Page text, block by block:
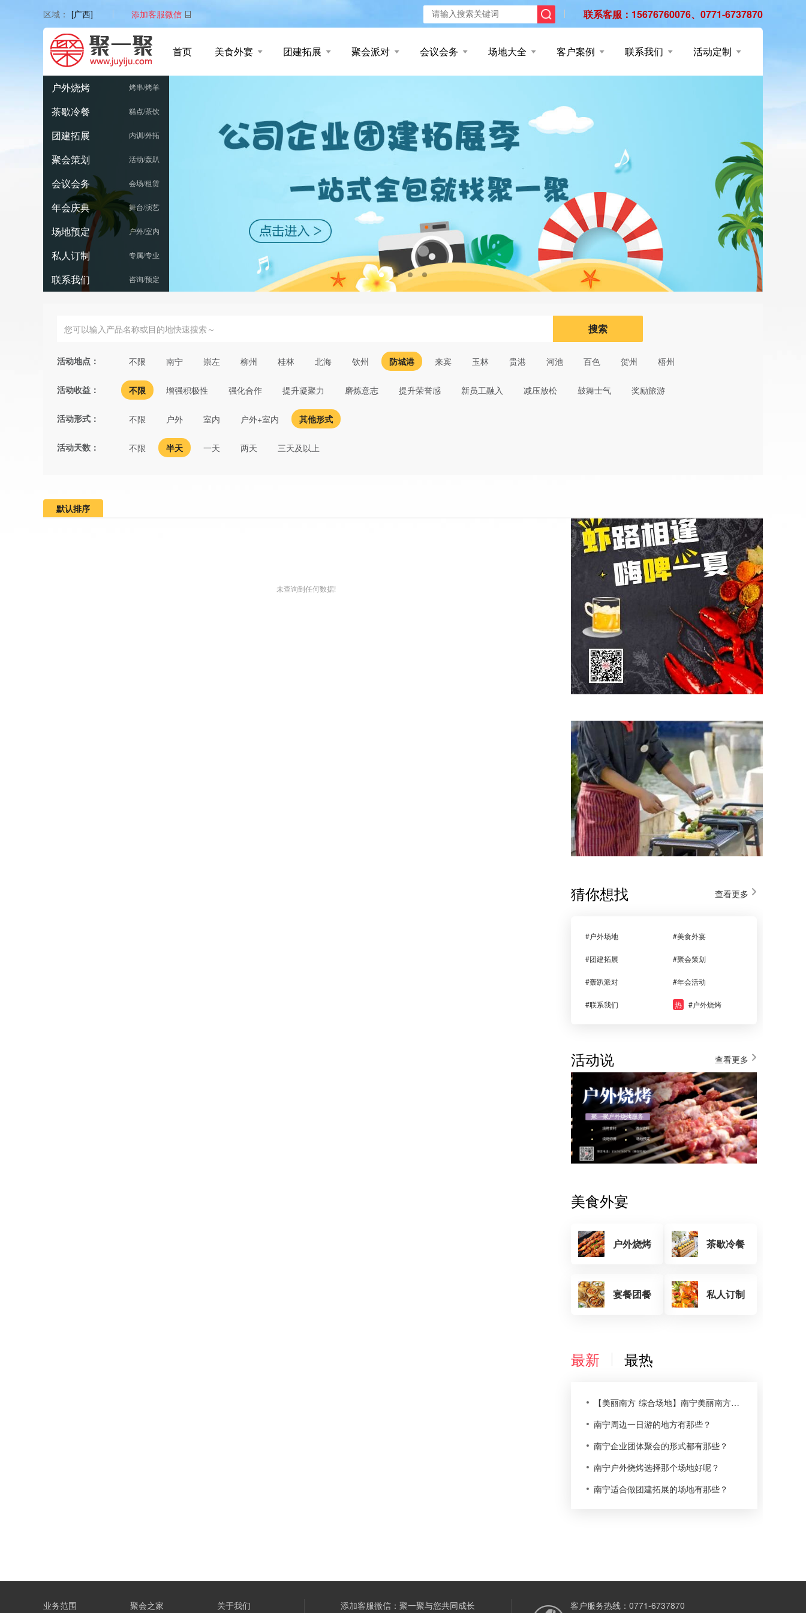
区域： [广西] 添加客服微信 联系客服：15676760076、0771-6737870
首页 美食外宴 团建拓展 聚会派对 会议会务 场地大全 客户案例 联系我们 活动定制
户外烧烤 烤串/烤羊
茶歇冷餐 糕点/茶饮
团建拓展 内训/外拓
聚会策划 活动/轰趴
会议会务 会场/租赁
年会庆典 舞台/演艺
场地预定 户外/室内
私人订制 专属/专业
联系我们 咨询/预定
搜索
活动地点： 不限 南宁 崇左 柳州 桂林 北海 钦州 防城港 来宾 玉林 贵港 河池 百色 贺州 梧州
活动收益： 不限 增强积极性 强化合作 提升凝聚力 磨炼意志 提升荣誉感 新员工融入 减压放松 鼓舞士气 奖励旅游
活动形式： 不限 户外 室内 户外+室内 其他形式
活动天数： 不限 半天 一天 两天 三天及以上
默认排序
未查询到任何数据!
猜你想找 查看更多
#户外场地 #美食外宴
#团建拓展 #聚会策划
#轰趴派对 #年会活动
#联系我们 热 #户外烧烤
活动说 查看更多
美食外宴
户外烧烤 茶歇冷餐
宴餐团餐 私人订制
最新 最热
【美丽南方 综合场地】南宁美丽南方尚湾庄园农家乐
南宁周边一日游的地方有那些？
南宁企业团体聚会的形式都有那些？
南宁户外烧烤选择那个场地好呢？
南宁适合做团建拓展的场地有那些？
业务范围 聚会之家 关于我们 添加客服微信：聚一聚与您共同成长 客户服务热线：0771-6737870